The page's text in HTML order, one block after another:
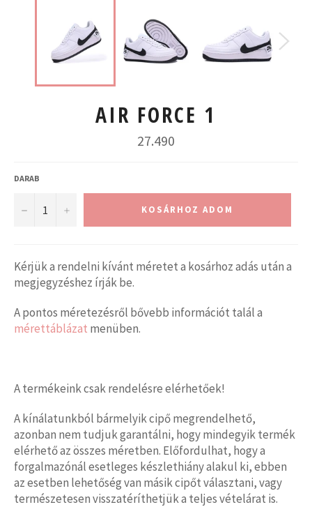
AIR FORCE 1
Normál
ár
27.490
DARAB
− + KOSÁRHOZ ADOM
Kérjük a rendelni kívánt méretet a kosárhoz adás után a
megjegyzéshez írják be.
A pontos méretezésről bővebb információt talál a
mérettáblázat menüben.
A termékeink csak rendelésre elérhetőek!
A kínálatunkból bármelyik cipő megrendelhető,
azonban nem tudjuk garantálni, hogy mindegyik termék
elérhető az összes méretben. Előfordulhat, hogy a
forgalmazónál esetleges készlethiány alakul ki, ebben
az esetben lehetőség van másik cipőt választani, vagy
természetesen visszatéríthetjük a teljes vételárat is.